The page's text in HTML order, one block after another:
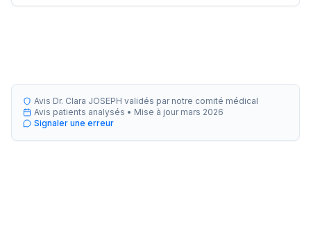
Avis Dr. Clara JOSEPH validés par notre comité médical
Avis patients analysés • Mise à jour mars 2026
Signaler une erreur